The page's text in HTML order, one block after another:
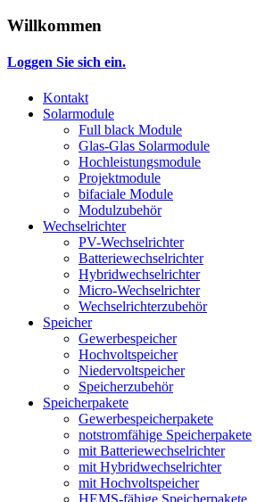
Willkommen
Loggen Sie sich ein.
Kontakt
Solarmodule
Full black Module
Glas-Glas Solarmodule
Hochleistungsmodule
Projektmodule
bifaciale Module
Modulzubehör
Wechselrichter
PV-Wechselrichter
Batteriewechselrichter
Hybridwechselrichter
Micro-Wechselrichter
Wechselrichterzubehör
Speicher
Gewerbespeicher
Hochvoltspeicher
Niedervoltspeicher
Speicherzubehör
Speicherpakete
Gewerbespeicherpakete
notstromfähige Speicherpakete
mit Batteriewechselrichter
mit Hybridwechselrichter
mit Hochvoltspeicher
HEMS-fähige Speicherpakete